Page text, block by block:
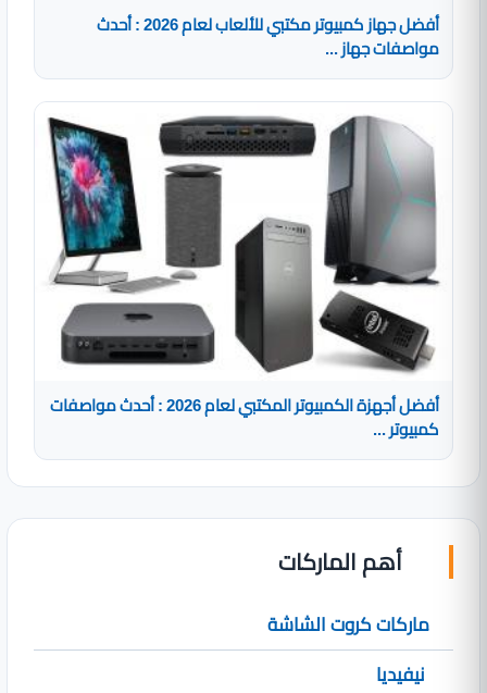
أفضل جهاز كمبيوتر مكتبي للألعاب لعام 2026 : أحدث
مواصفات جهاز ...
أفضل أجهزة الكمبيوتر المكتبي لعام 2026 : أحدث مواصفات
كمبيوتر ...
أهم الماركات
ماركات كروت الشاشة
نيفيديا